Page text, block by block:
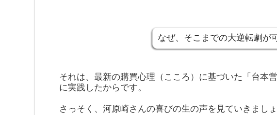
なぜ、そこまでの大逆転劇が
それは、最新の購買心理（こころ）に基づいた「台本
に実践したからです。
さっそく、河原崎さんの喜びの生の声を見ていきましょ